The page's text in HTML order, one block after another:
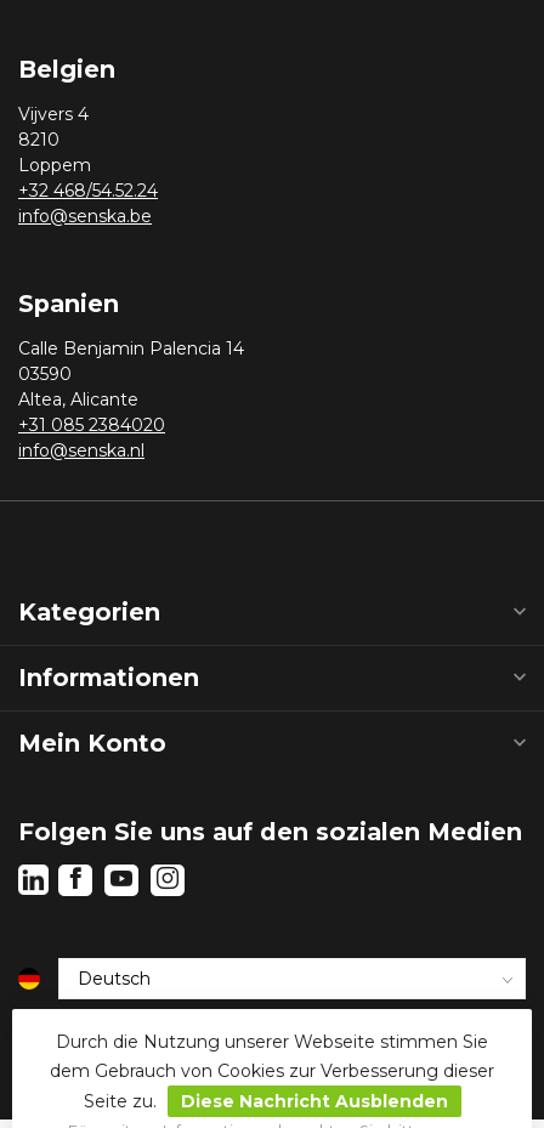
Belgien
Vijvers 4
8210
Loppem
+32 468/54.52.24
info@senska.be
Spanien
Calle Benjamin Palencia 14
03590
Altea, Alicante
+31 085 2384020
info@senska.nl
Kategorien
Informationen
Mein Konto
Folgen Sie uns auf den sozialen Medien
Durch die Nutzung unserer Webseite stimmen Sie
dem Gebrauch von Cookies zur Verbesserung dieser
Seite zu.
Diese Nachricht Ausblenden